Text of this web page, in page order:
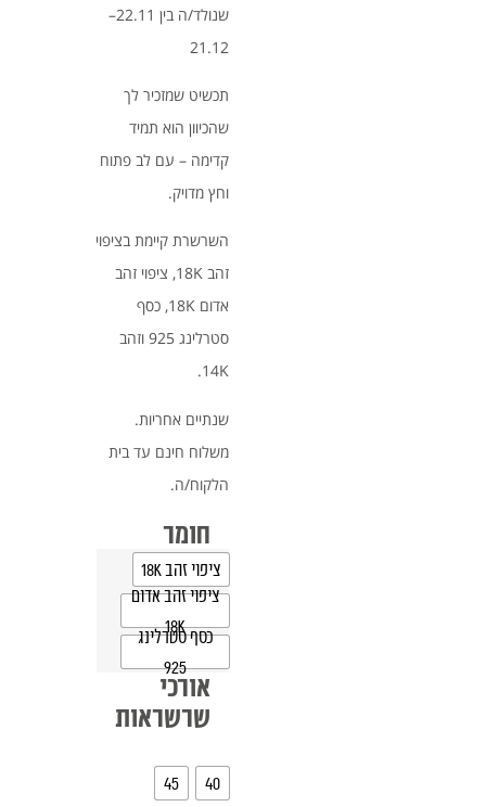
שנולד/ה בין 22.11–
21.12
תכשיט שמזכיר לך
שהכיוון הוא תמיד
קדימה – עם לב פתוח
וחץ מדויק.
השרשרת קיימת בציפוי
זהב 18K, ציפוי זהב
אדום 18K, כסף
סטרלינג 925 וזהב
14K.
שנתיים אחריות.
משלוח חינם עד בית
הלקוח/ה.
חומר
ציפוי זהב 18K
ציפוי זהב אדום
18K
כסף סטרלינג
925
אורכי
שרשראות
40
45